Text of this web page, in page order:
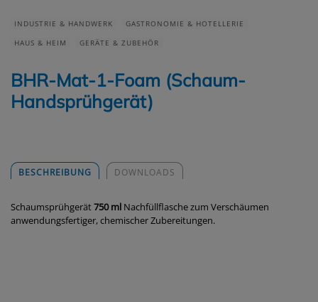
INDUSTRIE & HANDWERK
GASTRONOMIE & HOTELLERIE
HAUS & HEIM
GERÄTE & ZUBEHÖR
BHR-Mat-1-Foam (Schaum-
Handsprühgerät)
BESCHREIBUNG DOWNLOADS
Schaumsprühgerät750 ml Nachfüllflasche zum Verschäumen
anwendungsfertiger, chemischer Zubereitungen.